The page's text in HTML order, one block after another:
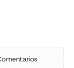
X (Twitter)
en WhatsApp